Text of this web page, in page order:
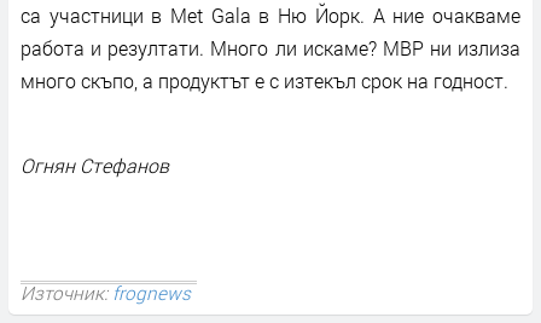
са участници в Met Gala в Ню Йорк. А ние очакваме
работа и резултати. Много ли искаме? МВР ни излиза
много скъпо, а продуктът е с изтекъл срок на годност.
Огнян Стефанов
Източник:frognews